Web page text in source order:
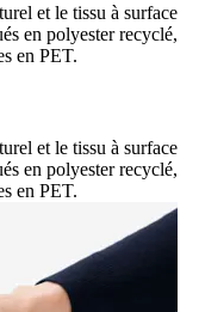
et le tissu à surface
en polyester recyclé,
en PET.
et le tissu à surface
en polyester recyclé,
en PET.